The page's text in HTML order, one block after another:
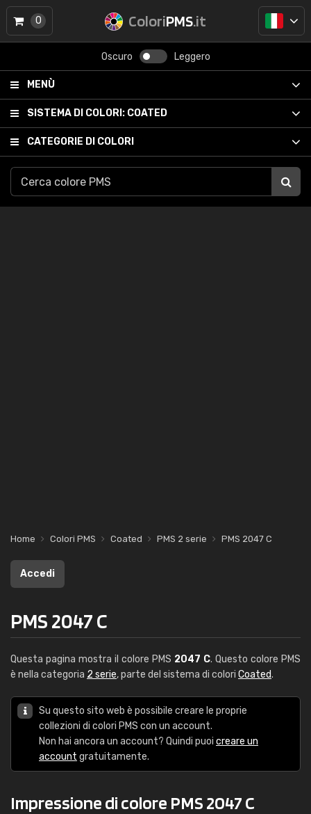
ColoriPMS.it
Oscuro Leggero
MENÙ
SISTEMA DI COLORI: COATED
CATEGORIE DI COLORI
0
Home Colori PMS Coated PMS 2 serie PMS 2047 C
Accedi
PMS 2047 C
Questa pagina mostra il colore PMS 2047 C. Questo colore PMS
è nella categoria 2 serie, parte del sistema di colori Coated.
Su questo sito web è possibile creare le proprie
collezioni di colori PMS con un account.
Non hai ancora un account? Quindi puoi creare un
account gratuitamente.
Impressione di colore PMS 2047 C